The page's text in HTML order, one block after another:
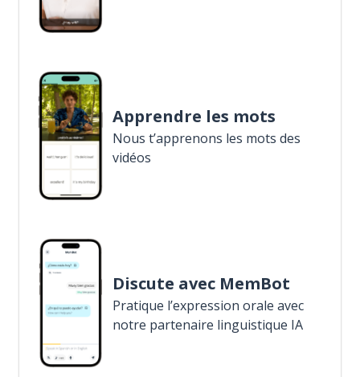
Apprendre les mots
Nous t’apprenons les mots des
vidéos
Discute avec MemBot
Pratique l’expression orale avec
notre partenaire linguistique IA